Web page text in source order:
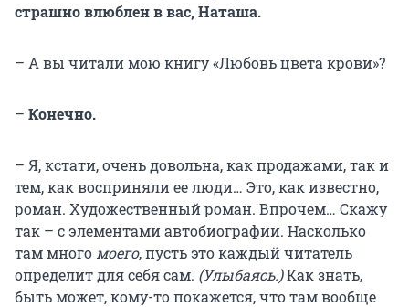
страшно влюблен в вас, Наташа.
– А вы читали мою книгу «Любовь цвета крови»?
– Конечно.
– Я, кстати, очень довольна, как продажами, так и
тем, как восприняли ее люди… Это, как известно,
роман. Художественный роман. Впрочем… Скажу
так – с элементами автобиографии. Насколько
там много моего, пусть это каждый читатель
определит для себя сам. (Улыбаясь.)Как знать,
быть может, кому-то покажется, что там вообще